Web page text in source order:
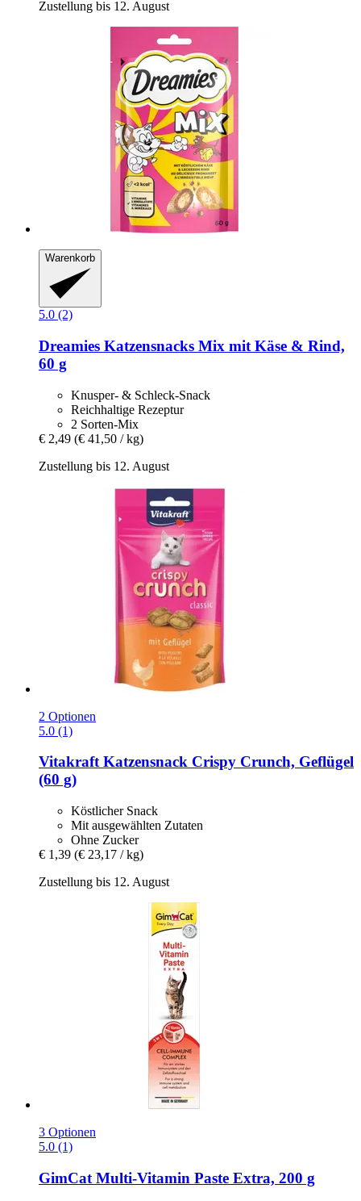
Zustellung bis 12. August
Warenkorb
5.0 (2)
Dreamies Katzensnacks Mix mit Käse & Rind,
60 g
Knusper- & Schleck-Snack
Reichhaltige Rezeptur
2 Sorten-Mix
€ 2,49 (€ 41,50 / kg)
Zustellung bis 12. August
2 Optionen
5.0 (1)
VitakraftKatzensnack Crispy Crunch, Geflügel
(60 g)
Köstlicher Snack
Mit ausgewählten Zutaten
Ohne Zucker
€ 1,39 (€ 23,17 / kg)
Zustellung bis 12. August
3 Optionen
5.0 (1)
GimCat Multi-​Vitamin Paste Extra, 200 g